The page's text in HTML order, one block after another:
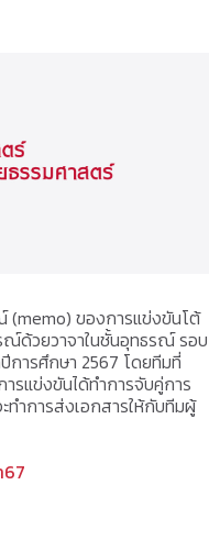
(memo) ของการแข่งขันโต้
ด้วยวาจาในชั้นอุทธรณ์ รอบ
การศึกษา 2567 โดยทีมที่
รแข่งขันได้ทำการจับคู่การ
ทำการส่งเอกสารให้กับทีมผู้